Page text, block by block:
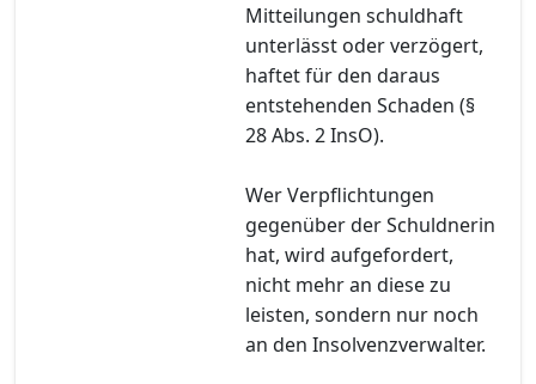
Mitteilungen schuldhaft
unterlässt oder verzögert,
haftet für den daraus
entstehenden Schaden (§
28 Abs. 2 InsO).
Wer Verpflichtungen
gegenüber der Schuldnerin
hat, wird aufgefordert,
nicht mehr an diese zu
leisten, sondern nur noch
an den Insolvenzverwalter.